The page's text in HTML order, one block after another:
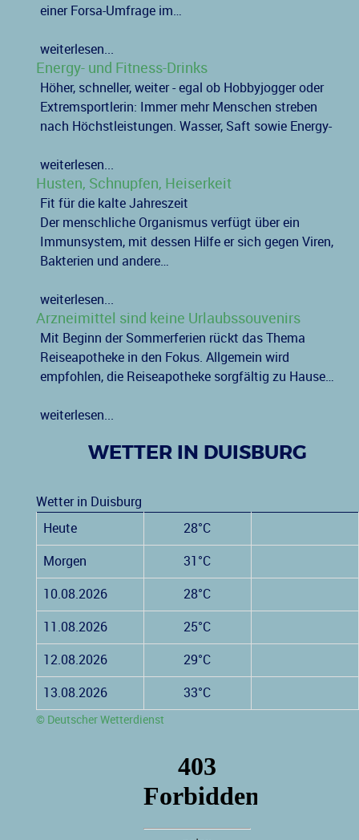
einer Forsa-Umfrage im…
weiterlesen...
Energy- und Fitness-Drinks
Höher, schneller, weiter - egal ob Hobbyjogger oder
Extremsportlerin: Immer mehr Menschen streben
nach Höchstleistungen. Wasser, Saft sowie Energy-
weiterlesen...
Husten, Schnupfen, Heiserkeit
Fit für die kalte Jahreszeit
Der menschliche Organismus verfügt über ein
Immunsystem, mit dessen Hilfe er sich gegen Viren,
Bakterien und andere…
weiterlesen...
Arzneimittel sind keine Urlaubssouvenirs
Mit Beginn der Sommerferien rückt das Thema
Reiseapotheke in den Fokus. Allgemein wird
empfohlen, die Reiseapotheke sorgfältig zu Hause…
weiterlesen...
WETTER IN DUISBURG
Wetter in Duisburg
Heute
28°C
Morgen 31°C
10.08.2026 28°C
11.08.2026 25°C
12.08.2026 29°C
13.08.2026 33°C
© Deutscher Wetterdienst